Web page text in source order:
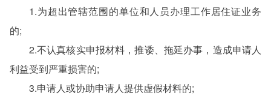
1.为超出管辖范围的单位和人员办理工作居住证业务
的;
2.不认真核实申报材料，推诿、拖延办事，造成申请人
利益受到严重损害的;
3.申请人或协助申请人提供虚假材料的;